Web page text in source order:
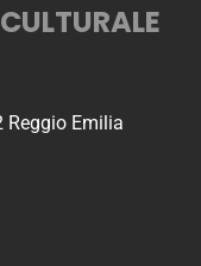
Reggio Emilia